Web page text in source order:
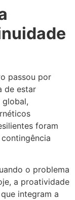
passou por
de estar
global,
foram
o problema
a proatividade
integram a